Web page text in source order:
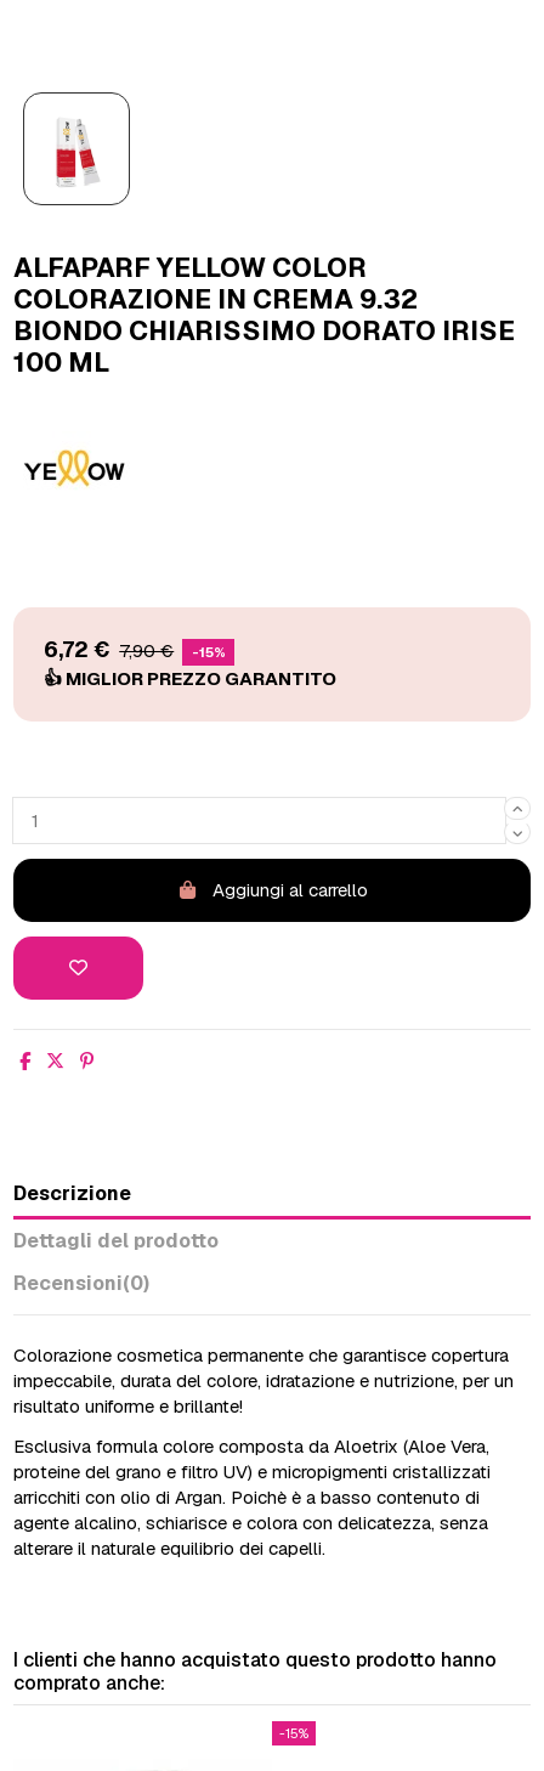
ALFAPARF YELLOW COLOR
COLORAZIONE IN CREMA 9.32
BIONDO CHIARISSIMO DORATO IRISE
100 ML
6,72 € 7,90 € -15%
Aggiungi al carrello
Descrizione
Dettagli del prodotto
Recensioni(0)
Colorazione cosmetica permanente che garantisce copertura
impeccabile, durata del colore, idratazione e nutrizione, per un
risultato uniforme e brillante!
Esclusiva formula colore composta da Aloetrix (Aloe Vera,
proteine del grano e filtro UV) e micropigmenti cristallizzati
arricchiti con olio di Argan. Poichè è a basso contenuto di
agente alcalino, schiarisce e colora con delicatezza, senza
alterare il naturale equilibrio dei capelli.
I clienti che hanno acquistato questo prodotto hanno
comprato anche:
-15%